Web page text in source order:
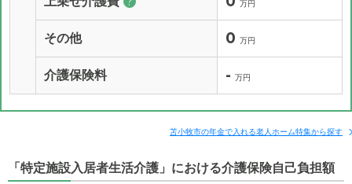
万円
その他 0 万円
介護保険料 - 万円
苫小牧市の年金で入れる老人ホーム特集から探す
「特定施設入居者生活介護」における介護保険自己負担額